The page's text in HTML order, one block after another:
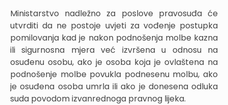
Ministarstvo nadležno za poslove pravosuđa će
utvrditi da ne postoje uvjeti za vođenje postupka
pomilovanja kad je nakon podnošenja molbe kazna
ili sigurnosna mjera već izvršena u odnosu na
osuđenu osobu, ako je osoba koja je ovlaštena na
podnošenje molbe povukla podnesenu molbu, ako
je osuđena osoba umrla ili ako je donesena odluka
suda povodom izvanrednoga pravnog lijeka.